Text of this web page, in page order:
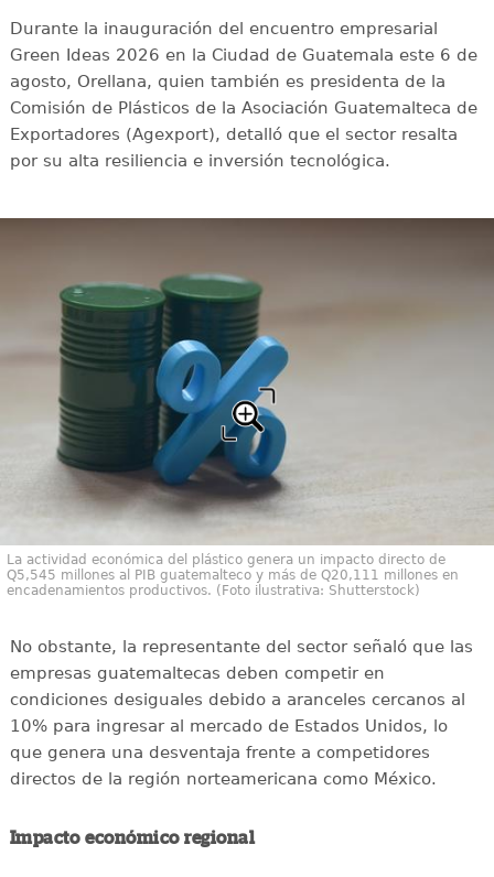
Durante la inauguración del encuentro empresarial
Green Ideas 2026 en la Ciudad de Guatemala este 6 de
agosto, Orellana, quien también es presidenta de la
Comisión de Plásticos de la Asociación Guatemalteca de
Exportadores (Agexport), detalló que el sector resalta
por su alta resiliencia e inversión tecnológica.
La actividad económica del plástico genera un impacto directo de
Q5,545 millones al PIB guatemalteco y más de Q20,111 millones en
encadenamientos productivos. (Foto ilustrativa: Shutterstock)
No obstante, la representante del sector señaló que las
empresas guatemaltecas deben competir en
condiciones desiguales debido a aranceles cercanos al
10% para ingresar al mercado de Estados Unidos, lo
que genera una desventaja frente a competidores
directos de la región norteamericana como México.
Impacto económico regional